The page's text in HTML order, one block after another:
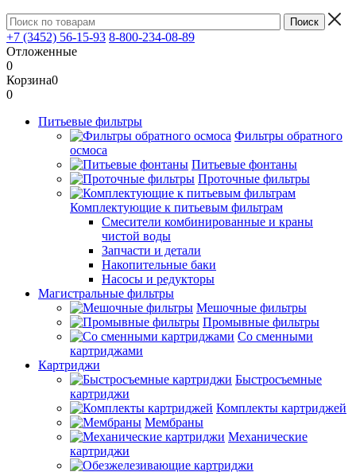
+7 (3452) 56-15-93 8-800-234-08-89
Отложенные
0
Корзина0
0
Питьевые фильтры
Фильтры обратного
осмоса
Питьевые фонтаны
Проточные фильтры
Комплектующие к питьевым фильтрам
Смесители комбинированные и краны
чистой воды
Запчасти и детали
Накопительные баки
Насосы и редукторы
Магистральные фильтры
Мешочные фильтры
Промывные фильтры
Со сменными
картриджами
Картриджи
Быстросъемные
картриджи
Комплекты картриджей
Мембраны
Механические
картриджи